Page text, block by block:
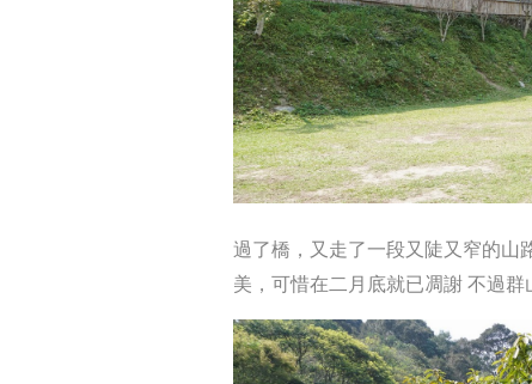
過了橋，又走了一段又陡又窄的山
美，可惜在二月底就已凋謝 不過群